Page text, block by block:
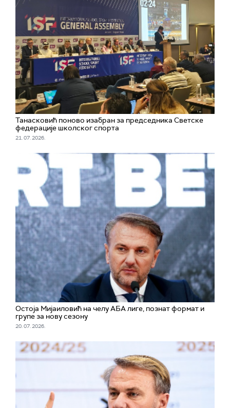
Танасковић поново изабран за председника Светске
федерације школског спорта
21. 07. 2026.
Остоја Мијаиловић на челу АБА лиге, познат формат и
групе за нову сезону
20. 07. 2026.